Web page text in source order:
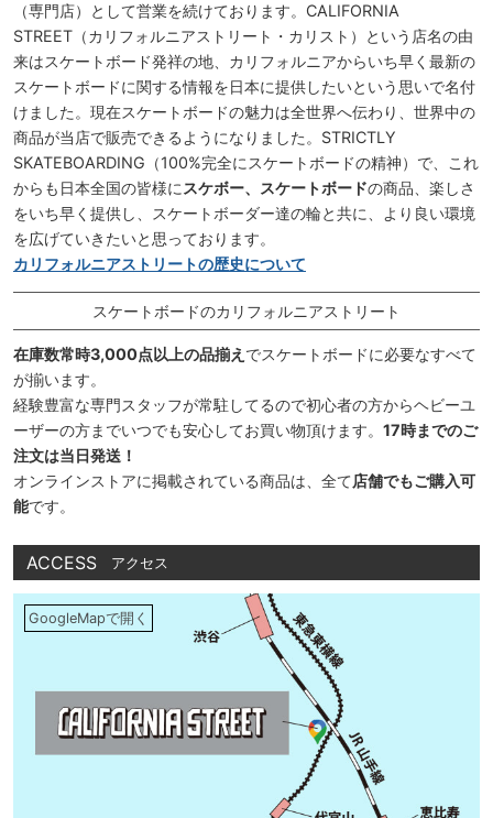
（専門店）として営業を続けております。CALIFORNIA
STREET（カリフォルニアストリート・カリスト）という店名の由
来はスケートボード発祥の地、カリフォルニアからいち早く最新の
スケートボードに関する情報を日本に提供したいという思いで名付
けました。現在スケートボードの魅力は全世界へ伝わり、世界中の
商品が当店で販売できるようになりました。STRICTLY
SKATEBOARDING（100%完全にスケートボードの精神）で、これ
からも日本全国の皆様に スケボー、スケートボードの商品、楽しさ
をいち早く提供し、スケートボーダー達の輪と共に、より良い環境
を広げていきたいと思っております。
カリフォルニアストリートの歴史について
スケートボードのカリフォルニアストリート
在庫数常時3,000点以上の品揃え でスケートボードに必要なすべて
が揃います。
経験豊富な専門スタッフが常駐してるので初心者の方からヘビーユ
ーザーの方までいつでも安心してお買い物頂けます。 17時までのご
注文は当日発送！
オンラインストアに掲載されている商品は、全て店舗でもご購入可
能です。
ACCESS アクセス
GoogleMapで開く